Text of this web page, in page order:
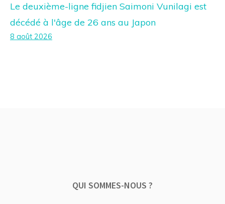
Le deuxième-ligne fidjien Saimoni Vunilagi est
décédé à l'âge de 26 ans au Japon
8 août 2026
QUI SOMMES-NOUS ?